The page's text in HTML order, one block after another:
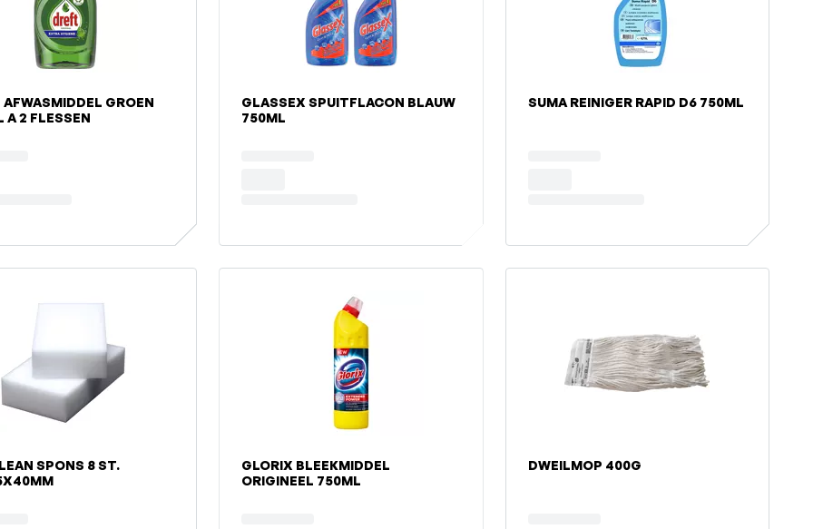
AFWASMIDDEL GROEN
A 2 FLESSEN
GLASSEX SPUITFLACON BLAUW
750ML
SUMA REINIGER RAPID D6 750ML
SPONS 8 ST.
GLORIX BLEEKMIDDEL
ORIGINEEL 750ML
DWEILMOP 400G